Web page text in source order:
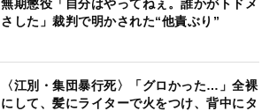
無期懲役「自分はやってねぇ。誰かがトドメ
さした」裁判で明かされた“他責ぶり”
〈江別・集団暴行死〉「グロかった…」全裸
にして、髪にライターで火をつけ、背中にタ